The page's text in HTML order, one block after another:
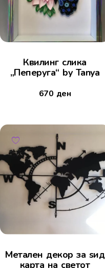
Квилинг слика
„Пеперуга“ by Tanya
670 ден
Метален декор за ѕид
карта на светот